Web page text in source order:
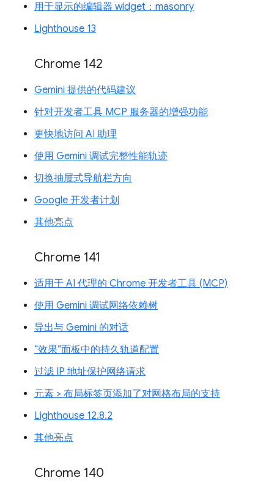
用于显示的编辑器 widget：masonry
Lighthouse 13
Chrome 142
Gemini 提供的代码建议
针对开发者工具 MCP 服务器的增强功能
更快地访问 AI 助理
使用 Gemini 调试完整性能轨迹
切换抽屉式导航栏方向
Google 开发者计划
其他亮点
Chrome 141
适用于 AI 代理的 Chrome 开发者工具 (MCP)
使用 Gemini 调试网络依赖树
导出与 Gemini 的对话
“效果”面板中的持久轨道配置
过滤 IP 地址保护网络请求
元素 > 布局标签页添加了对网格布局的支持
Lighthouse 12.8.2
其他亮点
Chrome 140